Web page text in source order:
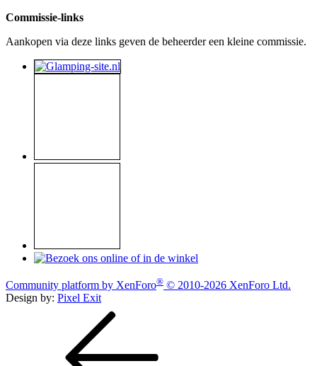
Commissie-links
Aankopen via deze links geven de beheerder een kleine commissie.
Community platform by XenForo® © 2010-2026 XenForo Ltd.
Design by: Pixel Exit